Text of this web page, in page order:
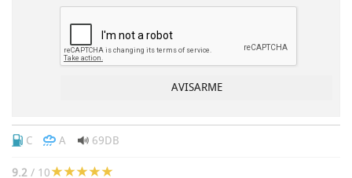
C A 69DB
9.2 / 10